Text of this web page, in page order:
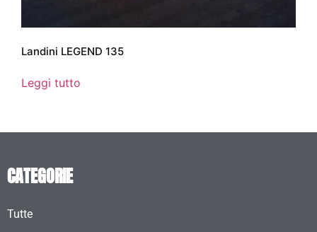
Landini LEGEND 135
Leggi tutto
CATEGORIE
Tutte